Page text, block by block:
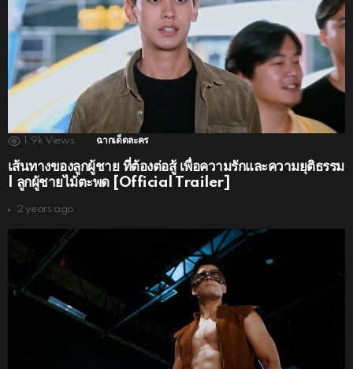
1.9k Views ฉากเด็ดละคร
เส้นทางของลูกผู้ชาย ที่ต้องต่อสู้ เพื่อความรักและความยุติธรรม
| ลูกผู้ชายไม้ตะพด [Official Trailer]
2 years ago